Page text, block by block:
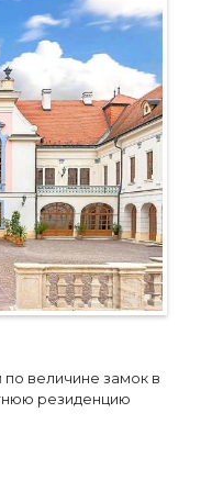
величине замок в
резиденцию